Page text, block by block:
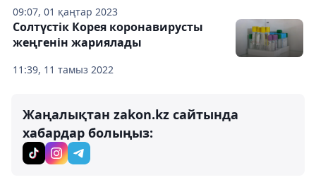
09:07, 01 қаңтар 2023
11:39, 11 тамыз 2022
Солтүстік Корея коронавирусты
жеңгенін жариялады
Жаңалықтан zakon.kz сайтында
хабардар болыңыз: